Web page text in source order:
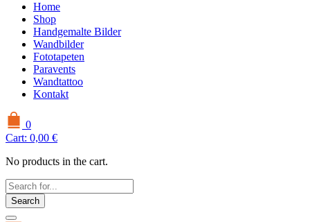
Home
Shop
Handgemalte Bilder
Wandbilder
Fototapeten
Paravents
Wandtattoo
Kontakt
0
Cart: 0,00 €
No products in the cart.
Search